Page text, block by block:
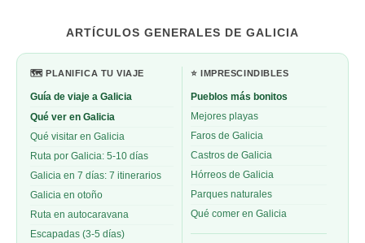
ARTÍCULOS GENERALES DE GALICIA
🗺️ PLANIFICA TU VIAJE
Guía de viaje a Galicia
Qué ver en Galicia
Qué visitar en Galicia
Ruta por Galicia: 5-10 días
Galicia en 7 días: 7 itinerarios
Galicia en otoño
Ruta en autocaravana
Escapadas (3-5 días)
⭐ IMPRESCINDIBLES
Pueblos más bonitos
Mejores playas
Faros de Galicia
Castros de Galicia
Hórreos de Galicia
Parques naturales
Qué comer en Galicia